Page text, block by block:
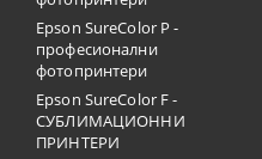
Epson SureColor P -
професионални
фотопринтери
Epson SureColor F -
СУБЛИМАЦИОННИ
ПРИНТЕРИ